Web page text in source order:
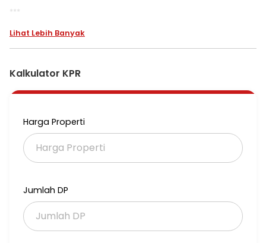
***
For sale di wilayah yang tenang. Dengan kategorinya adalah
sebagai berikut:
- Kamar Tidur: 2
- Kondisi Perabotan: Furnished
Sudah lengkap dengan fasilitas:
- Kolam Renang.
- Kolam Renang.
Dan properti ini juga pilihan tepat karena:
Lihat Lebih Banyak
Kalkulator KPR
Harga Properti
Jumlah DP